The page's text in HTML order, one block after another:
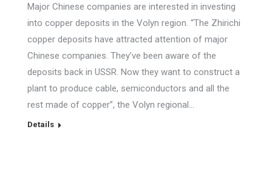
Major Chinese companies are interested in investing
into copper deposits in the Volyn region. “The Zhirichi
copper deposits have attracted attention of major
Chinese companies. They’ve been aware of the
deposits back in USSR. Now they want to construct a
plant to produce cable, semiconductors and all the
rest made of copper”, the Volyn regional…
Details